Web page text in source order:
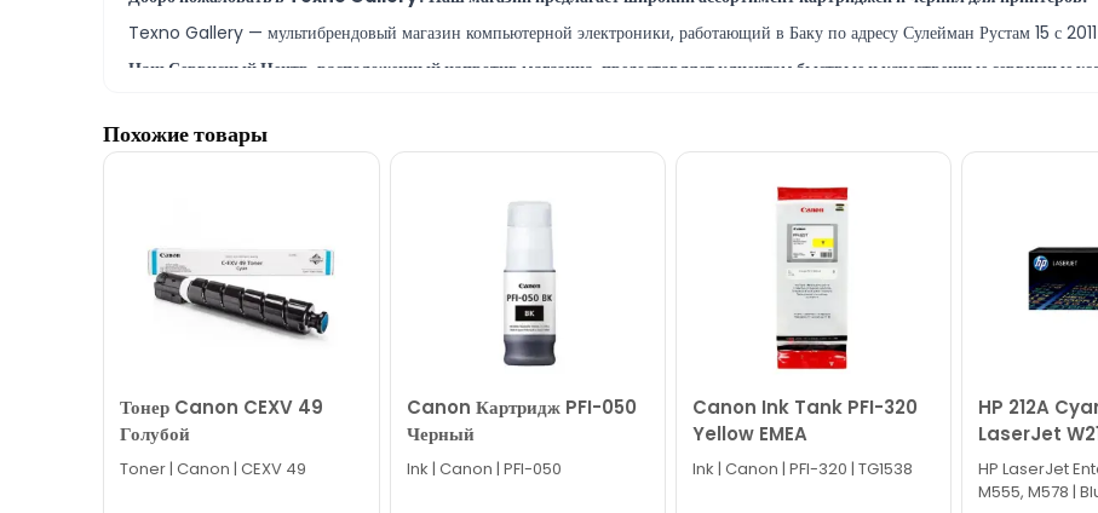
Texno Gallery — мультибрендовый магазин компьютерной электроники, работающий в Баку по адресу Сулейман Рустам 15 с 2011
Наш Сервисный Центр, расположенный напротив магазина, предоставляет клиентам быстрые и качественные сервисные
Модель Canon Cartridge PFI-120 Yellow вы можете приобрести в Баку по выгодной цене за НАЛИЧНЫЙ РАСЧЕТ,
По всем вопросам, связанным с картриджами, чернилами и другой продукцией известных брендов, вы можете связаться с
Если вам нужна помощь с выбором, наши специалисты доступны ежедневно с 10:00 до 19:00.
Мы всегда готовы ответить на все вопросы, связанные с моделью Canon PFI-120 Yellow, через онлайн-поддержку на
Вне рабочих часов вы можете связаться с нами по электронной почте или отправить сообщение на наш номер WhatsApp.
Благодарим вас за проявленный интерес к нашей компании!
Похожие товары
Тонер Canon CEXV 49
Голубой
Toner | Canon | CEXV 49
Canon Картридж PFI-050
Черный
Ink | Canon | PFI-050
Canon Ink Tank PFI-320
Yellow EMEA
Ink | Canon | PFI-320 | TG1538
HP 212A
LaserJet
HP LaserJet
M555, M578 |